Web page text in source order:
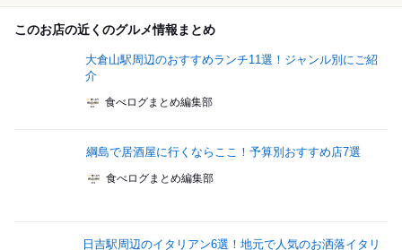
このお店の近くのグルメ情報まとめ
大倉山駅周辺のおすすめランチ11選！ジャンル別にご紹
介
食べログまとめ編集部
綱島で居酒屋に行くならここ！予算別おすすめ店7選
食べログまとめ編集部
日吉駅周辺のイタリアン6選！地元で人気のお洒落イタリ